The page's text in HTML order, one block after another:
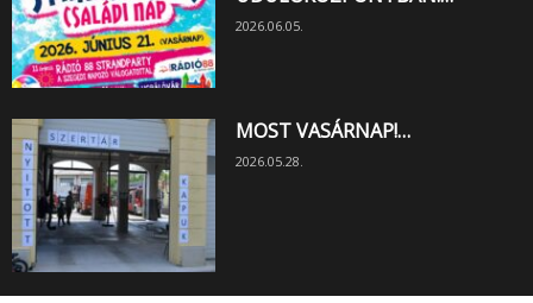
2026.06.05.
MOST VASÁRNAP!…
2026.05.28.